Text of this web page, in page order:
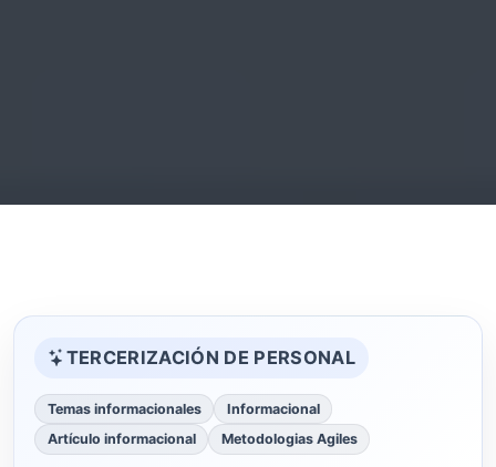
TERCERIZACIÓN DE PERSONAL
Temas informacionales
Informacional
Artículo informacional
Metodologias Agiles